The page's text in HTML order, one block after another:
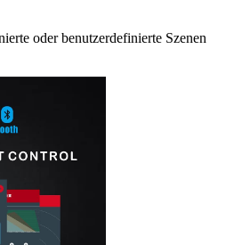
oder benutzerdefinierte Szenen